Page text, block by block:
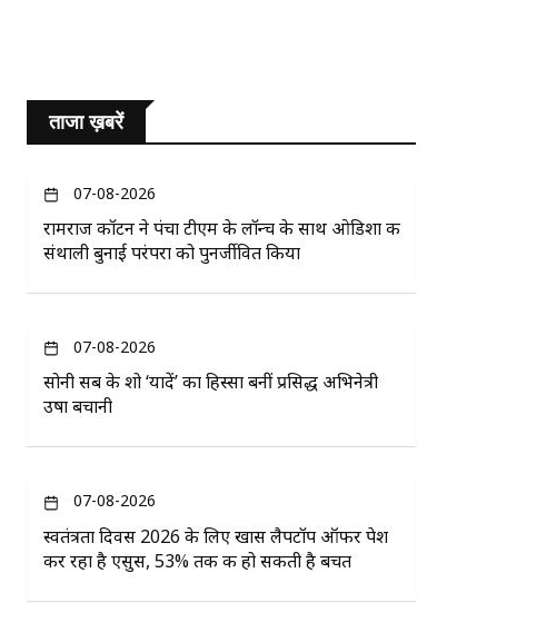
ताजा ख़बरें
07-08-2026
रामराज कॉटन ने पंचा टीएम के लॉन्च के साथ ओडिशा की
संथाली बुनाई परंपरा को पुनर्जीवित किया
07-08-2026
सोनी सब के शो ‘यादें’ का हिस्सा बनीं प्रसिद्ध अभिनेत्री
उषा बचानी
07-08-2026
स्वतंत्रता दिवस 2026 के लिए खास लैपटॉप ऑफर पेश
कर रहा है एसुस, 53% तक की हो सकती है बचत